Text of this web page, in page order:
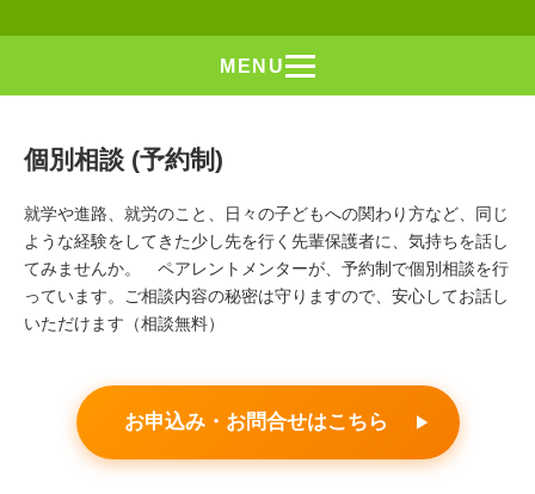
MENU
個別相談 (予約制)
就学や進路、就労のこと、日々の子どもへの関わり方など、同じ
ような経験をしてきた少し先を行く先輩保護者に、気持ちを話し
てみませんか。 ペアレントメンターが、予約制で個別相談を行
っています。ご相談内容の秘密は守りますので、安心してお話し
いただけます（相談無料）
お申込み・お問合せはこちら